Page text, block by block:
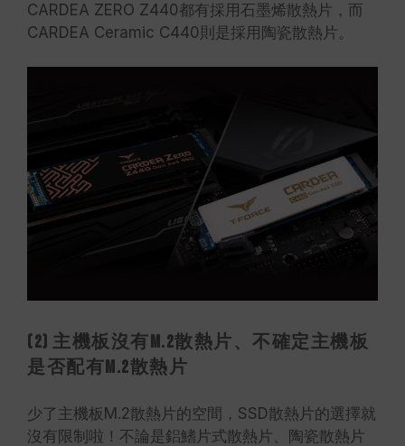
CARDEA ZERO Z440都有採用石墨烯散熱片，而
CARDEA Ceramic C440則是採用陶瓷散熱片。
(2) 主機板沒有M.2散熱片、不確定主機板
是否配有M.2散熱片
少了主機板M.2散熱片的空間，SSD散熱片的選擇就
沒有限制啦！不論是鋁鰭片式散熱片、陶瓷散熱片